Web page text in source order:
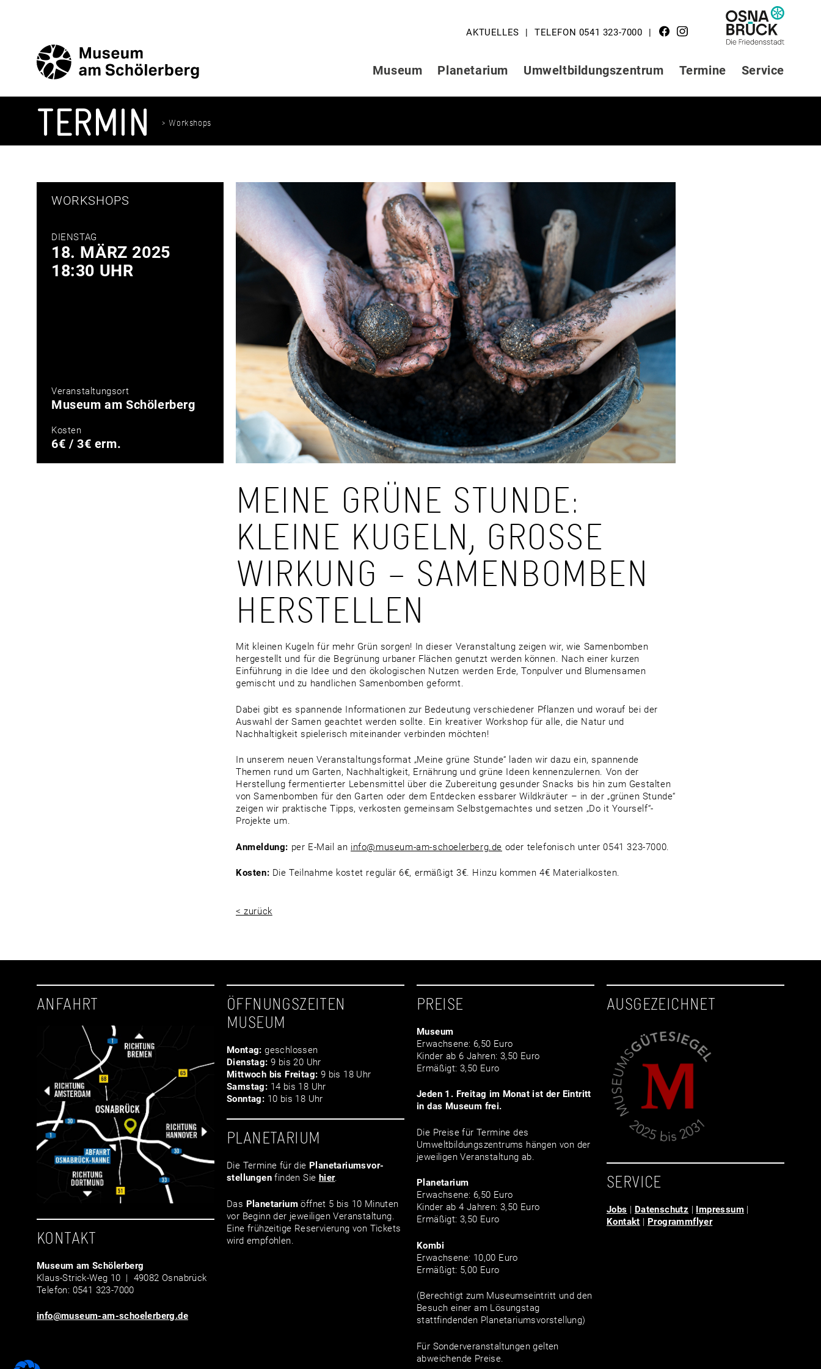
AKTUELLES TELEFON 0541 323-7000
LOGO STADT
OSNABRÜCK
Museum Planetarium Umweltbildungszentrum Termine Service
TERMIN > Workshops
WORKSHOPS
DIENSTAG
18. MÄRZ 2025
18:30 UHR
Veranstaltungsort
Museum am Schölerberg
Kosten
6€ / 3€ erm.
MEINE GRÜNE STUNDE:
KLEINE KUGELN, GROSSE W
IRKUNG – SAMENBOMBEN H
ERSTELLEN
Mit kleinen Kugeln für mehr Grün sorgen! In dieser Veranstaltung zeigen wir, wie Samenbomben
hergestellt und für die Begrünung urbaner Flächen genutzt werden können. Nach einer kurzen
Einführung in die Idee und den ökologischen Nutzen werden Erde, Tonpulver und Blumensamen
gemischt und zu handlichen Samenbomben geformt.
Dabei gibt es spannende Informationen zur Bedeutung verschiedener Pflanzen und worauf bei der
Auswahl der Samen geachtet werden sollte. Ein kreativer Workshop für alle, die Natur und
Nachhaltigkeit spielerisch miteinander verbinden möchten!
In unserem neuen Veranstaltungsformat „Meine grüne Stunde“ laden wir dazu ein, spannende
Themen rund um Garten, Nachhaltigkeit, Ernährung und grüne Ideen kennenzulernen. Von der
Herstellung fermentierter Lebensmittel über die Zubereitung gesunder Snacks bis hin zum Gestalten
von Samenbomben für den Garten oder dem Entdecken essbarer Wildkräuter – in der „grünen Stunde“
zeigen wir praktische Tipps, verkosten gemeinsam Selbstgemachtes und setzen „Do it Yourself“-
Projekte um.
Anmeldung: per E-Mail an info@museum-am-schoelerberg.de oder telefonisch unter 0541 323-7000.
Kosten: Die Teilnahme kostet regulär 6€, ermäßigt 3€. Hinzu kommen 4€ Materialkosten.
< zurück
ANFAHRT
KONTAKT
Museum am Schölerberg
Klaus-Strick-Weg 10 | 49082 Osnabrück
Telefon: 0541 323-7000
info@museum-am-schoelerberg.de
ÖFFNUNGSZEITEN
MUSEUM
Montag: geschlossen
Dienstag: 9 bis 20 Uhr
Mittwoch bis Freitag: 9 bis 18 Uhr
Samstag: 14 bis 18 Uhr
Sonntag: 10 bis 18 Uhr
PLANETARIUM
Die Termine für die Planetariumsvor­
stellungen finden Sie hier.
Das Planetarium öffnet 5 bis 10 Minuten
vor Beginn der jeweiligen Veranstaltung.
Eine frühzeitige Reservierung von Tickets
wird empfohlen.
PREISE
Museum
Erwachsene: 6,50 Euro
Kinder ab 6 Jahren: 3,50 Euro
Ermäßigt: 3,50 Euro
Jeden 1. Freitag im Monat ist der Eintritt
in das Museum frei.
Die Preise für Termine des
Umweltbildungszentrums hängen von der
jeweiligen Veranstaltung ab.
Planetarium
Erwachsene: 6,50 Euro
Kinder ab 4 Jahren: 3,50 Euro
Ermäßigt: 3,50 Euro
Kombi
Erwachsene: 10,00 Euro
Ermäßigt: 5,00 Euro
(Berechtigt zum Museumseintritt und den
Besuch einer am Lösungstag
stattfindenden Planetariumsvorstellung)
Für Sonderveranstaltungen gelten
abweichende Preise.
AUSGEZEICHNET
SERVICE
Jobs Datenschutz Impressum
Kontakt
Programmflyer